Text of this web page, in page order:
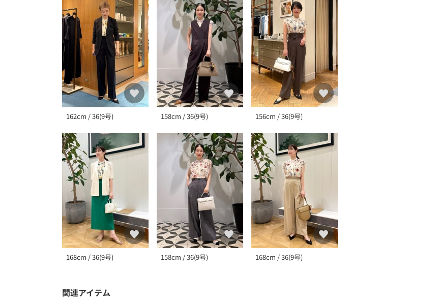
162cm / 36(9号) 158cm / 36(9号) 156cm / 36(9号)
168cm / 36(9号) 158cm / 36(9号) 168cm / 36(9号)
関連アイテム